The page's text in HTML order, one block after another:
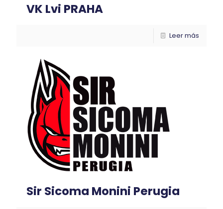
VK Lvi PRAHA
Leer más
Sir Sicoma Monini Perugia